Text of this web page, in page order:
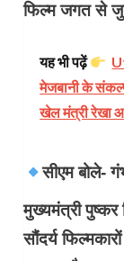
फिल्म जगत से
यह भी पढ़ें
मेजबानी के
खेल मंत्री रेखा
सीएम बोले-
मुख्यमंत्री पुष्कर
सौंदर्य